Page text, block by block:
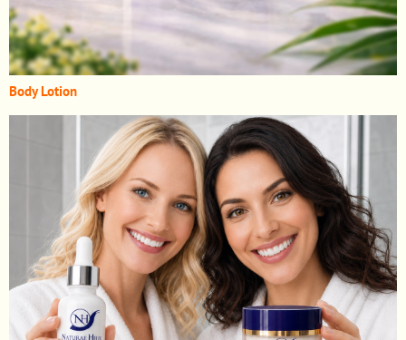
Body Lotion